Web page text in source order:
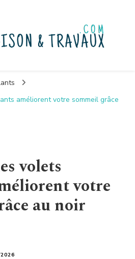
améliorent votre sommeil grâce
volets
votre
au noir